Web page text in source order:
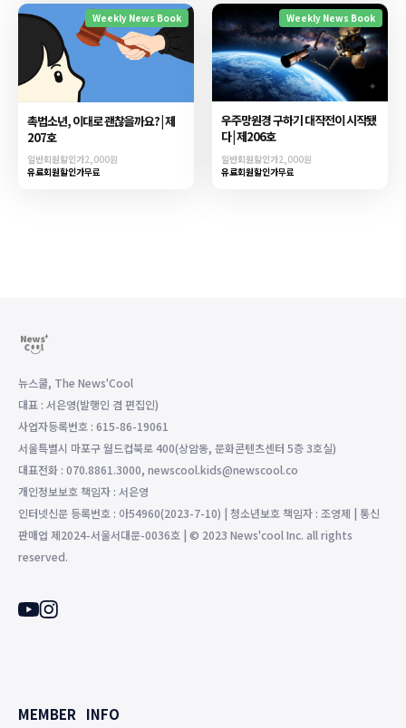
Weekly News Book
촉법소년, 이대로 괜찮을까요? | 제
207호
일반회원할인가2,000원
유료회원할인가무료
Weekly News Book
우주망원경 구하기 대작전이 시작됐
다 | 제206호
일반회원할인가2,000원
유료회원할인가무료
뉴스쿨, The News'Cool
대표 : 서은영(발행인 겸 편집인)
사업자등록번호 : 615-86-19061
서울특별시 마포구 월드컵북로 400(상암동, 문화콘텐츠센터 5층 3호실)
대표전화 : 070.8861.3000, newscool.kids@newscool.co
개인정보보호 책임자 : 서은영
인터넷신문 등록번호 : 아54960(2023-7-10) | 청소년보호 책임자 : 조영제 | 통신
판매업 제2024-서울서대문-0036호 | © 2023 News'cool Inc. all rights
reserved.
MEMBER INFO